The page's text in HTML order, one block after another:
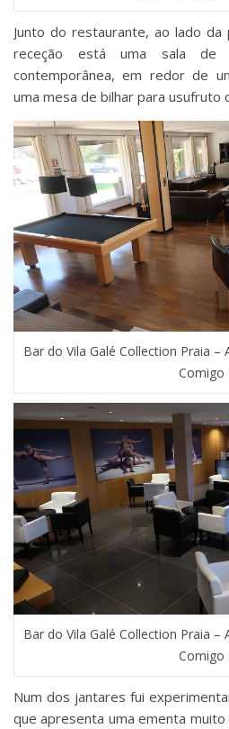
Junto do restaurante, ao lado
receção está uma sala de
contemporânea, em redor de
uma mesa de bilhar para usufruto
Bar do Vila Galé Collection Praia
Comigo
Bar do Vila Galé Collection Praia
Comigo
Num dos jantares fui
que apresenta uma ementa muito